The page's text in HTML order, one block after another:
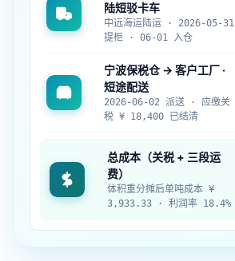
陆短驳卡车
中远海运陆运 · 2026-05-31
提柜 · 06-01 入仓
宁波保税仓 → 客户工厂 ·
短途配送
2026-06-02 派送 · 应缴关
税 ¥ 18,400 已结清
总成本（关税 + 三段运
费）
体积重分摊后单吨成本 ¥
3,933.33 · 利润率 18.4%